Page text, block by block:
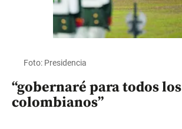
Foto: Presidencia
“gobernaré para todos los
colombianos”